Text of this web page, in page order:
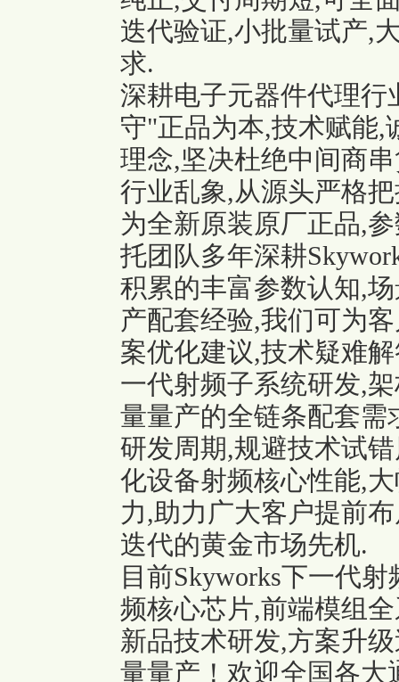
迭代验证,小批量试产,
求.
深耕电子元器件代理
守"正品为本,技术赋能,
理念,坚决杜绝中间商
行业乱象,从源头严格
为全新原装原厂正品,
托团队多年深耕
积累的丰富参数认知,
产配套经验,我们可为
案优化建议,技术疑难
一代射频子系统研发,
量量产的全链条配套
研发周期,规避技术试
化设备射频核心性能,
力,助力广大客户提前
迭代的黄金市场先机.
目前Skyworks下一代
频核心芯片,前端模组
新品技术研发,方案升
量量产！欢迎全国各